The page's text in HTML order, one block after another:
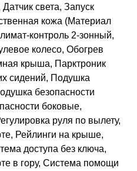
света, Запуск
кожа (Материал
контроль 2-зонный,
колесо, Обогрев
крыша, Парктроник
сидений, Подушка
безопасности
боковые,
руля по вылету,
Рейлинги на крыше,
доступа без ключа,
в гору, Система помощи